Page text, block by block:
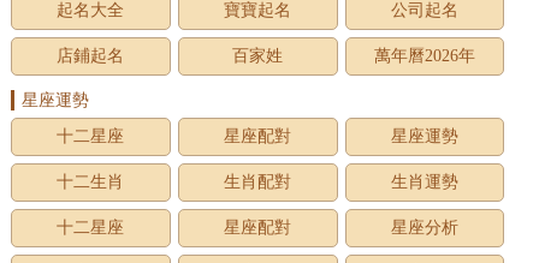
起名大全 寶寶起名 公司起名
店鋪起名 百家姓 萬年曆2026年
星座運勢
十二星座
星座配對 星座運勢
十二生肖 生肖配對 生肖運勢
十二星座 星座配對 星座分析